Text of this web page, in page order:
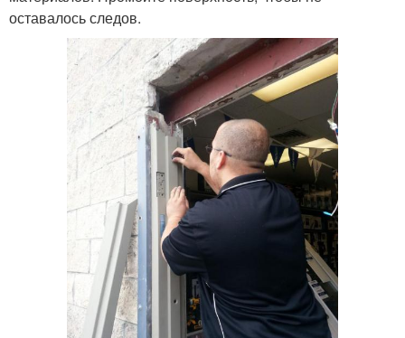
оставалось следов.